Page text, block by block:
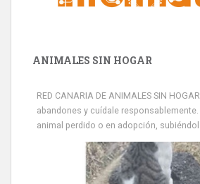
ANIMALES SIN HOGAR
RED CANARIA DE ANIMALES SIN
abandones y cuídale
animal perdido o en adopción,